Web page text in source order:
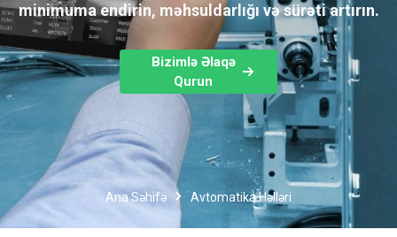
minimuma endirin, məhsuldarlığı və sürəti artırın.
Bizimlə Əlaqə
Qurun
Ana Səhifə Avtomatika Həlləri